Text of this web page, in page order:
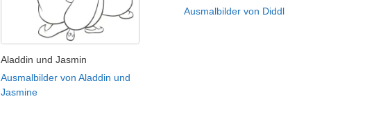
Aladdin und Jasmin
Ausmalbilder von Aladdin und
Jasmine
Ausmalbilder von Diddl